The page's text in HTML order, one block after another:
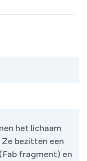
het lichaam
bezitten een
fragment) en